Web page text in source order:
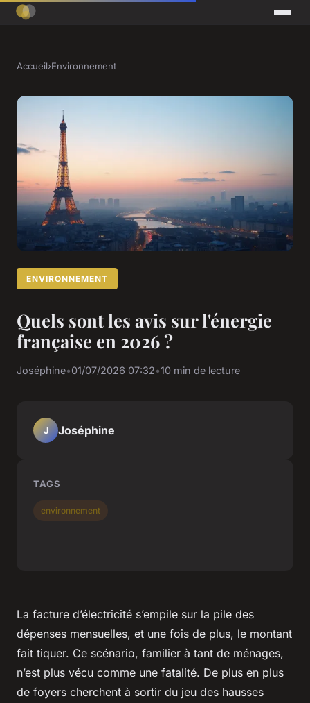
Accueil›Environnement
ENVIRONNEMENT
Quels sont les avis sur l'énergie
française en 2026 ?
Joséphine•01/07/2026 07:32•10 min de lecture
La facture d’électricité s’empile sur la pile des
dépenses mensuelles, et une fois de plus, le montant
fait tiquer. Ce scénario, familier à tant de ménages,
n’est plus vécu comme une fatalité. De plus en plus
de foyers cherchent à sortir du jeu des hausses
J Joséphine
TAGS
environnement